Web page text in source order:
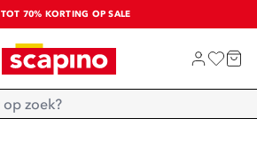
TOT 70% KORTING OP SALE
SALE: LAATSTE KANS!
SHOP NIEUW
Home